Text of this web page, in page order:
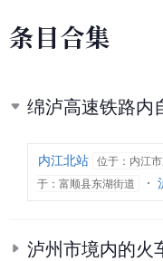
条目合集
绵泸高速铁路内
内江北站 位于：内江
于：富顺县东湖街道
泸州市境内的火